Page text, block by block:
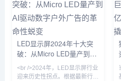
产业链沸腾。据《华尔街日报》
获得的供应链数据，Micro LED
芯片成本在过去12个月中下降
了42%，远超行业年初预测的
25%。这意味着，曾经被视为
“天价”的Micro LED电视，零售
价有望在2025年降至
LED显示屏2024年十大突
破：从Micro LED量产到AI
驱动数字户外广告的革命性
蜕变
<br />2024年，LED显示屏行业
迎来历史性拐点。根据最新行业